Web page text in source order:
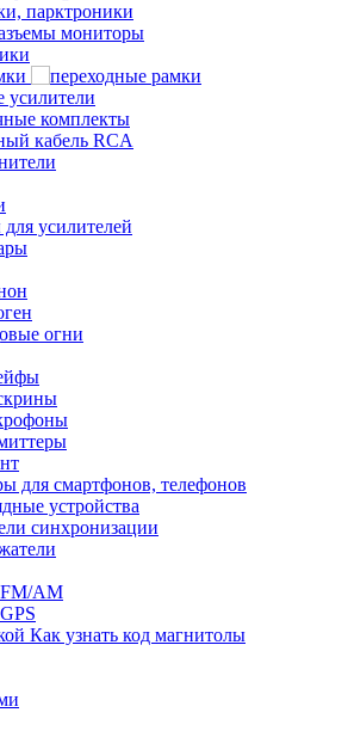
парктроники
мониторы
усилители
комплекты
кабель RCA
усилителей
огни
для смартфонов, телефонов
устройства
синхронизации
AM
Как узнать код магнитолы